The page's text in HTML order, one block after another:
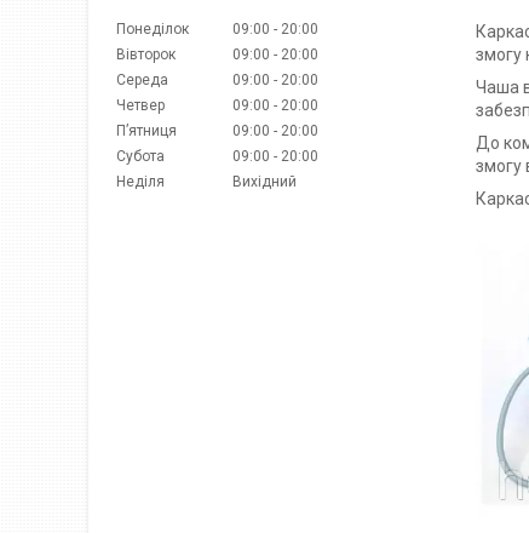
змогу
Чаша
До
змогу
Понеділок 09:00
20:00
Вівторок
09:00
20:00
Середа
09:00
20:00
Четвер
09:00
20:00
Пʼятниця
09:00
20:00
Субота
09:00
20:00
Неділя
Вихідний